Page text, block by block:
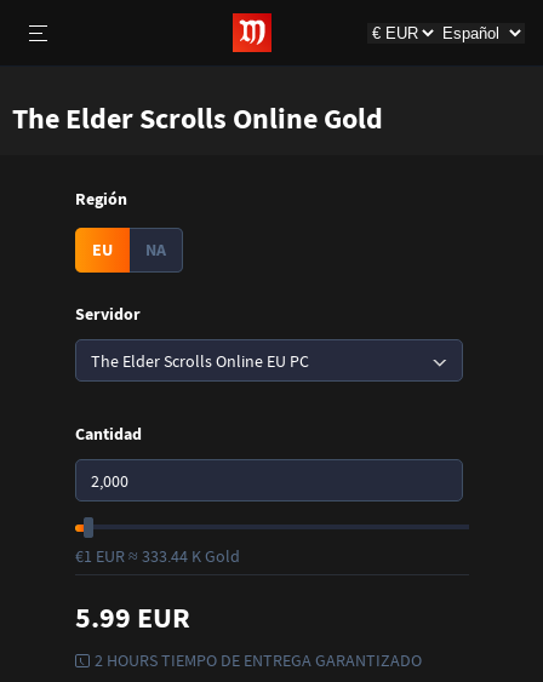
The Elder Scrolls Online Gold
Región
EU NA
Servidor
The Elder Scrolls Online EU PC
Cantidad
€1 EUR ≈ 333.44 K Gold
5.99 EUR
2 HOURS TIEMPO DE ENTREGA GARANTIZADO